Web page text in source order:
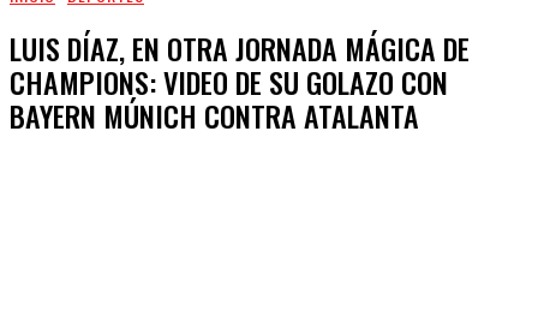
LUIS DÍAZ, EN OTRA JORNADA MÁGICA DE
CHAMPIONS: VIDEO DE SU GOLAZO CON
BAYERN MÚNICH CONTRA ATALANTA